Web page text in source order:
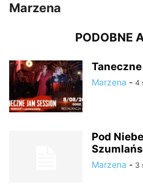
Marzena
PODOBNE
Marzena - 4
Pod
Marzena - 3